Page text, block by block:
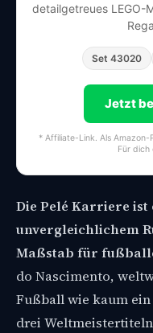
detailgetreues LEGO-
Set 43020
Jetzt
* Affiliate-Link. Als
Für dich
Die Pelé Karriere ist
unvergleichlichem
Maßstab für
do Nascimento,
Fußball wie kaum
drei